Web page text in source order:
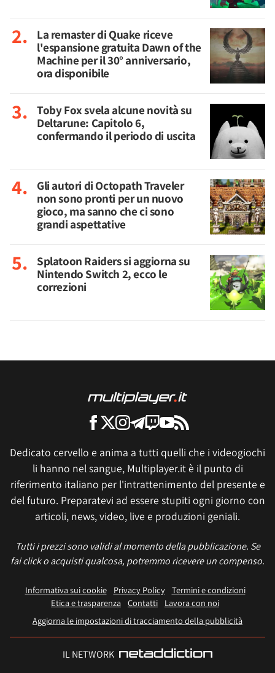
La remaster di Quake riceve
l'espansione gratuita Dawn of the
Machine per il 30° anniversario,
ora disponibile
Toby Fox svela alcune novità su
Deltarune: Capitolo 6,
confermando il periodo di uscita
Gli autori di Octopath Traveler
non sono pronti per un nuovo
gioco, ma sanno che ci sono
grandi aspettative
Splatoon Raiders si aggiorna su
Nintendo Switch 2, ecco le
correzioni
Dedicato cervello e anima a tutti quelli che i videogiochi
li hanno nel sangue, Multiplayer.it è il punto di
riferimento italiano per l'intrattenimento del presente e
del futuro. Preparatevi ad essere stupiti ogni giorno con
articoli, news, video, live e produzioni geniali.
Tutti i prezzi sono validi al momento della pubblicazione. Se
fai click o acquisti qualcosa, potremmo ricevere un compenso.
Informativa sui cookie Privacy Policy
Termini e condizioni
Etica e trasparenza Contatti
Lavora con noi
Aggiorna le impostazioni di tracciamento della pubblicità
IL NETWORK